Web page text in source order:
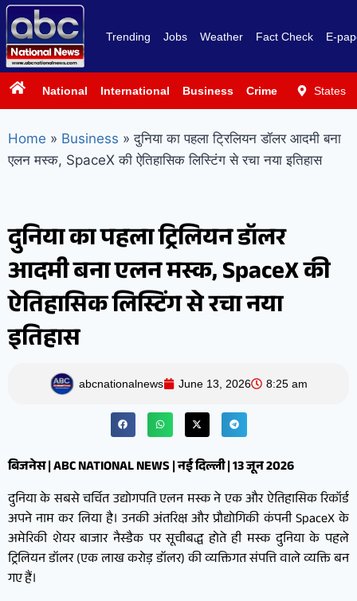
Trending Jobs Weather Fact Check E-
National International Business Crime PoliticsStates
Home » Business » दुनिया का पहला ट्रिलियन डॉलर आदमी बना
एलन मस्क, SpaceX की ऐतिहासिक लिस्टिंग से रचा नया इतिहास
दुनिया का पहला ट्रिलियन डॉलर
आदमी बना एलन मस्क, SpaceX की
ऐतिहासिक लिस्टिंग से रचा नया
इतिहास
abcnationalnews June 13, 2026 8:25 am
बिजनेस | ABC NATIONAL NEWS | नई दिल्ली | 13 जून 2026
दुनिया के सबसे चर्चित उद्योगपति एलन मस्क ने एक और ऐतिहासिक रिकॉर्ड
अपने नाम कर लिया है। उनकी अंतरिक्ष और प्रौद्योगिकी कंपनी SpaceX के
अमेरिकी शेयर बाजार नैस्डैक पर सूचीबद्ध होते ही मस्क दुनिया के पहले
ट्रिलियन डॉलर (एक लाख करोड़ डॉलर) की व्यक्तिगत संपत्ति वाले व्यक्ति बन
गए हैं।